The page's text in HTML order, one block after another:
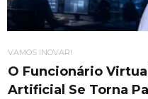
VAMOS INOVAR!
O Funcionário
Artificial Se Torna